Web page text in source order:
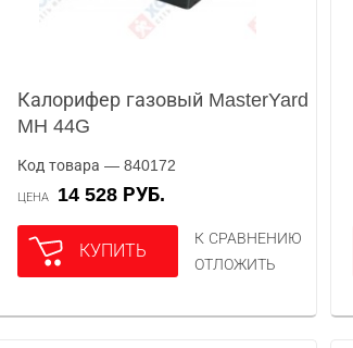
Калорифер газовый MasterYard
MH 44G
Код товара — 840172
ЦЕНА 14 528 РУБ.
КУПИТЬ
К СРАВНЕНИЮ
ОТЛОЖИТЬ